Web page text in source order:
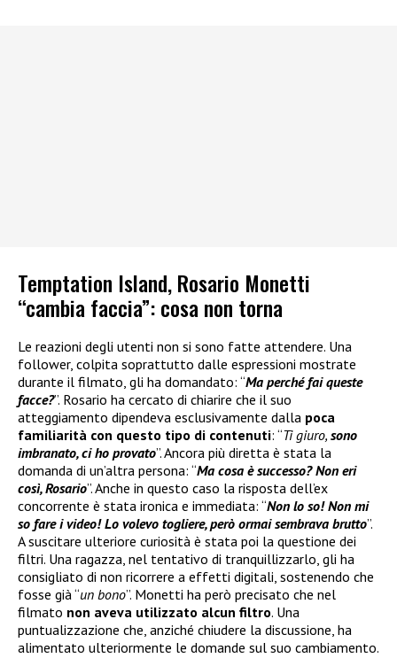
Temptation Island, Rosario Monetti
“cambia faccia”: cosa non torna
Le reazioni degli utenti non si sono fatte attendere. Una
follower, colpita soprattutto dalle espressioni mostrate
durante il filmato, gli ha domandato: “Ma perché fai queste
facce?”. Rosario ha cercato di chiarire che il suo
atteggiamento dipendeva esclusivamente dalla poca
familiarità con questo tipo di contenuti: “Ti giuro, sono
imbranato, ci ho provato”. Ancora più diretta è stata la
domanda di un’altra persona: “Ma cosa è successo? Non eri
così, Rosario”. Anche in questo caso la risposta dell’ex
concorrente è stata ironica e immediata: “Non lo so! Non mi
so fare i video! Lo volevo togliere, però ormai sembrava brutto”.
A suscitare ulteriore curiosità è stata poi la questione dei
filtri. Una ragazza, nel tentativo di tranquillizzarlo, gli ha
consigliato di non ricorrere a effetti digitali, sostenendo che
fosse già “un bono”. Monetti ha però precisato che nel
filmato non aveva utilizzato alcun filtro. Una
puntualizzazione che, anziché chiudere la discussione, ha
alimentato ulteriormente le domande sul suo cambiamento.